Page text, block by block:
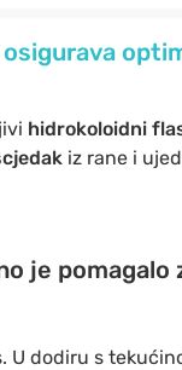
hidrokoloidni
iz rane i
je pomagalo
U dodiru s